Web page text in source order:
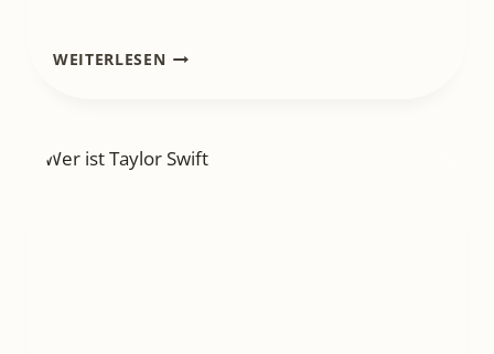
WEITERLESEN[REZENSION]
EINE
GESCHICHTE